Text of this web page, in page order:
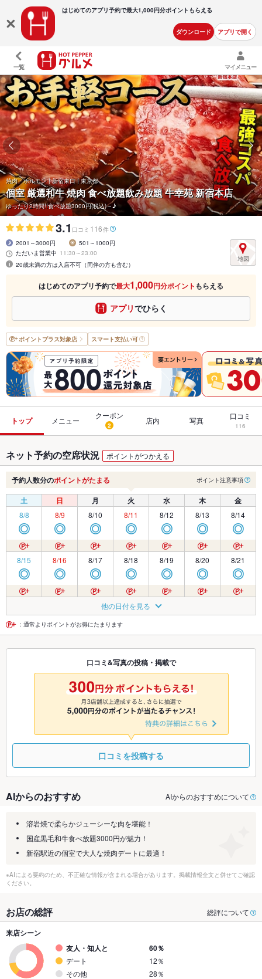
はじめてのアプリ予約で最大1,000円分ポイントもらえる
ダウンロード アプリで開く
一覧 マイメニュー
焼肉・ホルモン | 新宿東口 | 東京都
個室 厳選和牛 焼肉 食べ放題飲み放題 牛幸苑 新宿本店
ゆったり2時間!!食べ放題3000円(税込)～♪
3.1 口コミ 116件
2001～3000円
501～1000円
ただいま営業中 11:30～23:00
20歳未満の方は入店不可（同伴の方も含む）
はじめてのアプリ予約で最大1,000円分ポイント もらえる
アプリでひらく
ポイントプラス対象店 スマート支払い可
トップ メニュー
クーポン
2 店内 写真 口コミ
116
ネット予約の空席状況 ポイントがつかえる
予約人数分のポイントがたまる ポイント注意事項
土 日 月 火 水 木 金
8/8
◎
8/9
◎
8/10
◎
8/11
◎
8/12
◎
8/13
◎
8/14
◎
8/15
◎
8/16
◎
8/17
◎
8/18
◎
8/19
◎
8/20
◎
8/21
◎
◎ ◎
8/24
◎
8/25
◎
8/26
◎ ◎ ◎
8/29 8/30 8/31
◎
9/1
◎
9/2
◎
9/3 9/4
9/7
◎
9/8
◎
9/9
◎
9/10
他の日付を見る
：通常よりポイントがお得にたまります
口コミ&写真の投稿・掲載で
口コミを投稿する
AIからのおすすめ AIからのおすすめについて
溶岩焼で柔らかジューシーな肉を堪能！
国産黒毛和牛食べ放題3000円が魅力！
新宿駅近の個室で大人な焼肉デートに最適！
※AIによる要約のため、不正確な情報が含まれる場合があります。掲載情報全文と併せてご確認
ください。
お店の総評 総評について
来店シーン
友人・知人と
60％
デート
12％
その他
28％